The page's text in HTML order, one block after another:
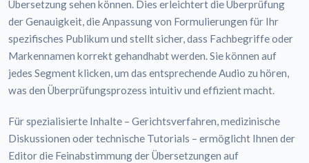
Übersetzung sehen können. Dies erleichtert die Überprüfung
der Genauigkeit, die Anpassung von Formulierungen für Ihr
spezifisches Publikum und stellt sicher, dass Fachbegriffe oder
Markennamen korrekt gehandhabt werden. Sie können auf
jedes Segment klicken, um das entsprechende Audio zu hören,
was den Überprüfungsprozess intuitiv und effizient macht.
Für spezialisierte Inhalte – Gerichtsverfahren, medizinische
Diskussionen oder technische Tutorials – ermöglicht Ihnen der
Editor die Feinabstimmung der Übersetzungen auf